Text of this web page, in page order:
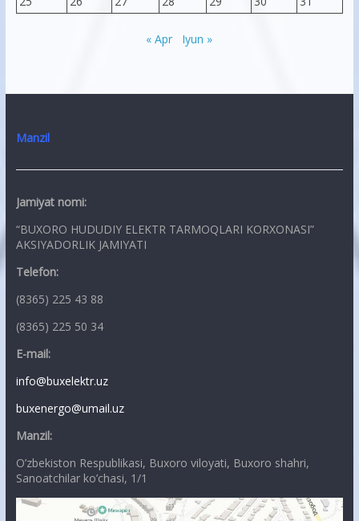
« Apr Iyun »
Manzil
Jamiyat nomi:
“BUXORO HUDUDIY ELEKTR TARMOQLARI KORXONASI”
AKSIYADORLIK JAMIYATI
Telefon:
(8365) 225 43 88
(8365) 225 50 34
E-mail:
info@buxelektr.uz
buxenergo@umail.uz
Manzil:
O’zbekiston Respublikasi, Buxoro viloyati, Buxoro shahri,
Sanoatchilar ko’chasi, 1/1